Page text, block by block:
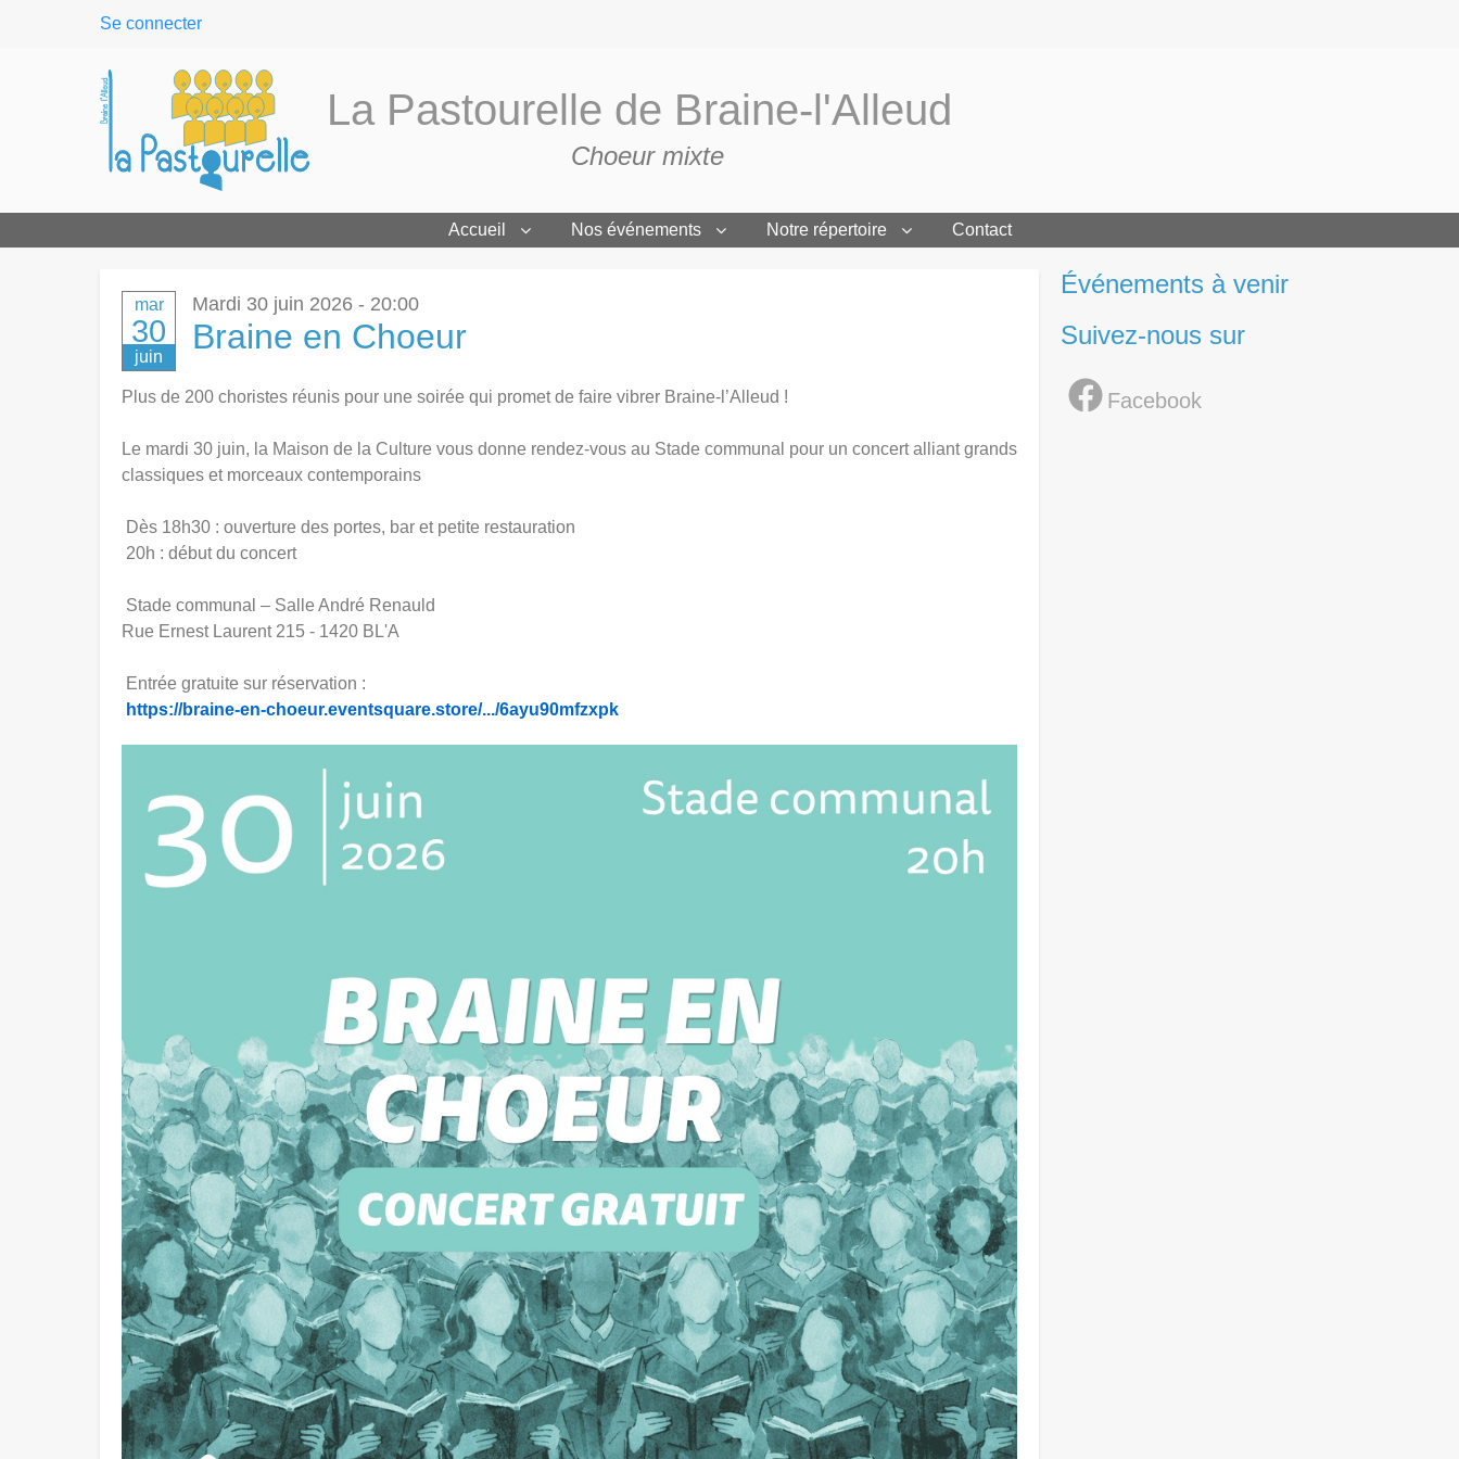
User
Se connecter
La Pastourelle de Braine-l'Alleud
Choeur mixte
Accueil Nos événements Notre répertoire Contact
mar
30
juin
Mardi 30 juin 2026 - 20:00
Braine en Choeur
Plus de 200 choristes réunis pour une soirée qui promet de faire vibrer Braine-l’Alleud !
Le mardi 30 juin, la Maison de la Culture vous donne rendez-vous au Stade communal pour un concert alliant grands
classiques et morceaux contemporains
Dès 18h30 : ouverture des portes, bar et petite restauration
20h : début du concert
Stade communal – Salle André Renauld
Rue Ernest Laurent 215 - 1420 BL'A
Entrée gratuite sur réservation :
https://braine-en-choeur.eventsquare.store/.../6ayu90mfzxpk
Événements à venir
Suivez-nous sur
Facebook